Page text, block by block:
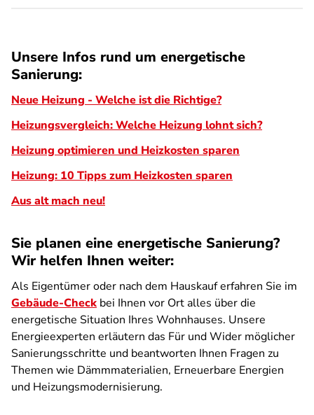
Unsere Infos rund um energetische
Sanierung:
Neue Heizung - Welche ist die Richtige?
Heizungsvergleich: Welche Heizung lohnt sich?
Heizung optimieren und Heizkosten sparen
Heizung: 10 Tipps zum Heizkosten sparen
Aus alt mach neu!
Sie planen eine energetische Sanierung?
Wir helfen Ihnen weiter:
Als Eigentümer oder nach dem Hauskauf erfahren Sie im
Gebäude-Check bei Ihnen vor Ort alles über die
energetische Situation Ihres Wohnhauses. Unsere
Energieexperten erläutern das Für und Wider möglicher
Sanierungsschritte und beantworten Ihnen Fragen zu
Themen wie Dämmmaterialien, Erneuerbare Energien
und Heizungsmodernisierung.